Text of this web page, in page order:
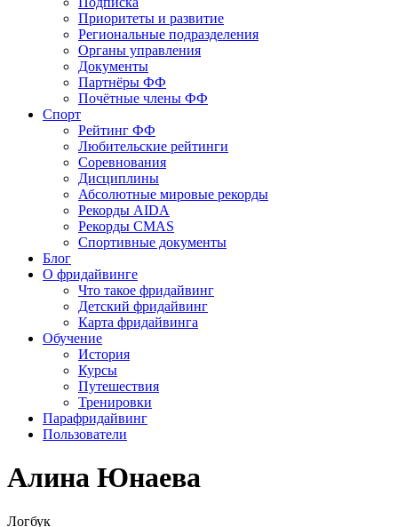
Приоритеты и развитие
Региональные подразделения
Органы управления
Документы
Партнёры ФФ
Почётные члены ФФ
Спорт
Рейтинг ФФ
Любительские рейтинги
Соревнования
Дисциплины
Абсолютные мировые рекорды
Рекорды AIDA
Рекорды CMAS
Спортивные документы
Блог
О фридайвинге
Что такое фридайвинг
Детский фридайвинг
Карта фридайвинга
Обучение
История
Курсы
Путешествия
Тренировки
Парафридайвинг
Пользователи
Алина Юнаева
Логбук